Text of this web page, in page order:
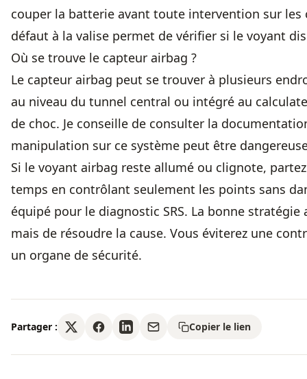
couper la batterie avant toute intervention sur les
défaut à la valise permet de vérifier si le voyant
Où se trouve le capteur airbag ?
Le capteur airbag peut se trouver à plusieurs
au niveau du tunnel central ou intégré au
de choc. Je conseille de consulter la
manipulation sur ce système peut être
Si le voyant airbag reste allumé ou clignote,
temps en contrôlant seulement les points sans
équipé pour le diagnostic SRS. La bonne
mais de résoudre la cause. Vous éviterez une
un organe de sécurité.
Partager : Copier le lien